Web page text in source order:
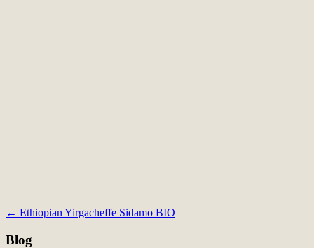
Indlægsnavigation
← Ethiopian Yirgacheffe Sidamo BIO
Blog